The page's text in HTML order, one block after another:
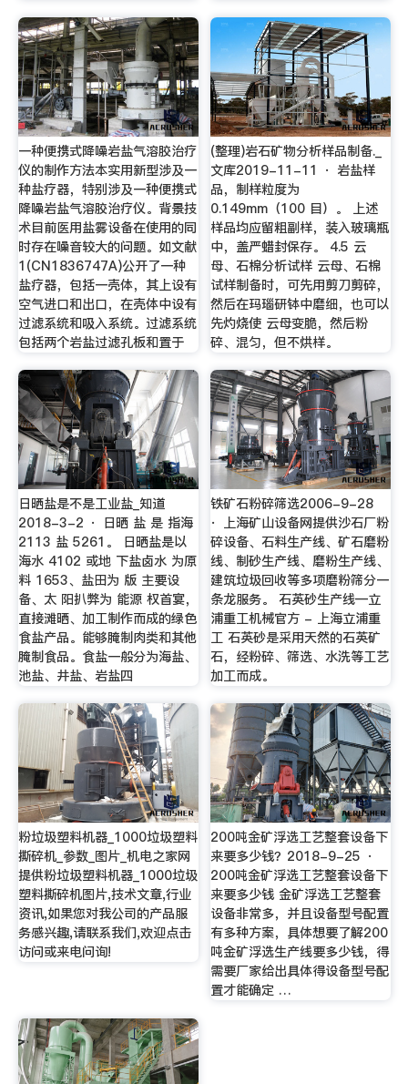
一种便携式降噪岩盐气溶胶治疗
仪的制作方法本实用新型涉及一
种盐疗器，特别涉及一种便携式
降噪岩盐气溶胶治疗仪。背景技
术目前医用盐雾设备在使用的同
时存在噪音较大的问题。如文献
1(CN1836747A)公开了一种
盐疗器，包括一壳体，其上设有
空气进口和出口，在壳体中设有
过滤系统和吸入系统。过滤系统
包括两个岩盐过滤孔板和置于
(整理)岩石矿物分析样品制备._
文库2019-11-11 · 岩盐样
品，制样粒度为
0.149mm（100 目）。 上述
样品均应留粗副样，装入玻璃瓶
中，盖严蜡封保存。 4.5 云
母、石棉分析试样 云母、石棉
试样制备时，可先用剪刀剪碎，
然后在玛瑙研钵中磨细，也可以
先灼烧使 云母变脆，然后粉
碎、混匀，但不烘样。
日晒盐是不是工业盐_知道
2018-3-2 · 日晒 盐 是 指海
2113 盐 5261。 日晒盐是以
海水 4102 或地 下盐卤水 为原
料 1653、盐田为 版 主要设
备、太 阳扒弊为 能源 权首宴，
直接滩晒、加工制作而成的绿色
食盐产品。能够腌制肉类和其他
腌制食品。食盐一般分为海盐、
池盐、井盐、岩盐四
铁矿石粉碎筛选2006-9-28
· 上海矿山设备网提供沙石厂粉
碎设备、石料生产线、矿石磨粉
线、制砂生产线、磨粉生产线、
建筑垃圾回收等多项磨粉筛分一
条龙服务。 石英砂生产线—立
浦重工机械官方 - 上海立浦重
工 石英砂是采用天然的石英矿
石，经粉碎、筛选、水洗等工艺
加工而成。
粉垃圾塑料机器_1000垃圾塑料
撕碎机_参数_图片_机电之家网
提供粉垃圾塑料机器_1000垃圾
塑料撕碎机图片,技术文章,行业
资讯,如果您对我公司的产品服
务感兴趣,请联系我们,欢迎点击
访问或来电问询!
200吨金矿浮选工艺整套设备下
来要多少钱？2018-9-25 ·
200吨金矿浮选工艺整套设备下
来要多少钱 金矿浮选工艺整套
设备非常多，并且设备型号配置
有多种方案，具体想要了解200
吨金矿浮选生产线要多少钱，得
需要厂家给出具体得设备型号配
置才能确定 …